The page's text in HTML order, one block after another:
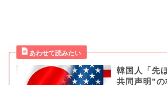
韓国人「先
共同声明”